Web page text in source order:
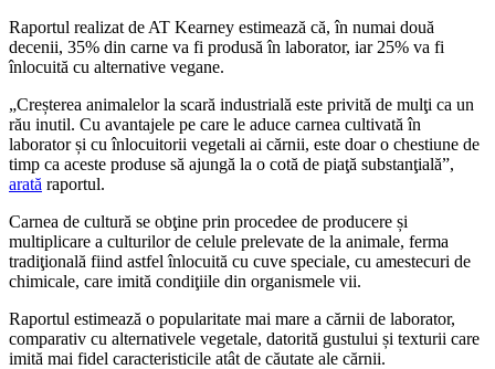
Raportul realizat de AT Kearney estimează că, în numai două
decenii, 35% din carne va fi produsă în laborator, iar 25% va fi
înlocuită cu alternative vegane.
„Creșterea animalelor la scară industrială este privită de mulţi ca un
rău inutil. Cu avantajele pe care le aduce carnea cultivată în
laborator și cu înlocuitorii vegetali ai cărnii, este doar o chestiune de
timp ca aceste produse să ajungă la o cotă de piaţă substanţială”,
arată raportul.
Carnea de cultură se obţine prin procedee de producere și
multiplicare a culturilor de celule prelevate de la animale, ferma
tradiţională fiind astfel înlocuită cu cuve speciale, cu amestecuri de
chimicale, care imită condiţiile din organismele vii.
Raportul estimează o popularitate mai mare a cărnii de laborator,
comparativ cu alternativele vegetale, datorită gustului și texturii care
imită mai fidel caracteristicile atât de căutate ale cărnii.